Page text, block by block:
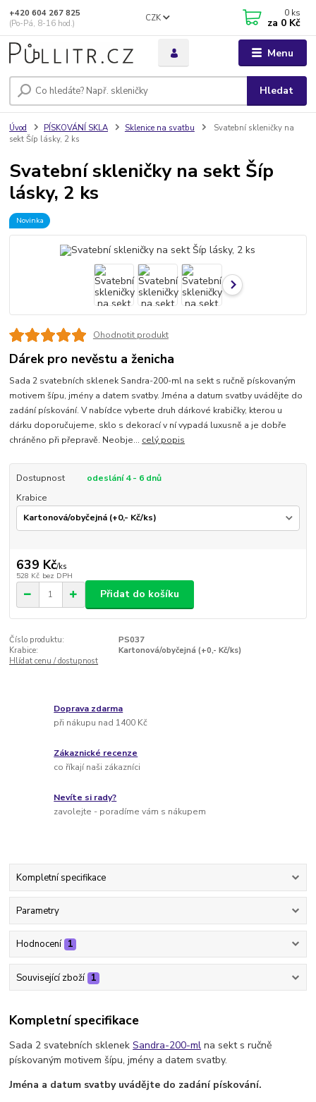
Menu
CZK
Hledat
+420 604 267 825
(Po-Pá, 8-16 hod.)
0 ks
za 0 Kč
Úvod PÍSKOVÁNÍ SKLA Sklenice na svatbu
Svatební skleničky na
sekt Šíp lásky, 2 ks
Svatební skleničky na sekt Šíp
lásky, 2 ks
Novinka
Ohodnotit produkt
Dárek pro nevěstu a ženicha
Sada 2 svatebních sklenek Sandra-200-ml na sekt s ručně pískovaným
motivem šípu, jmény a datem svatby. Jména a datum svatby uvádějte do
zadání pískování. V nabídce vyberte druh dárkové krabičky, kterou u
dárku doporučujeme, sklo s dekorací v ní vypadá luxusně a je dobře
chráněno při přepravě. Neobje... celý popis
Dostupnost
odeslání 4 - 6 dnů
Krabice
639 Kč/ks
528 Kč bez DPH
Přidat do košíku
Číslo produktu:
PS037
Krabice:
Kartonová/obyčejná (+0,- Kč/ks)
Hlídat cenu / dostupnost
Doprava zdarma
při nákupu nad 1400 Kč
Zákaznické recenze
co říkají naši zákazníci
Nevíte si rady?
zavolejte - poradíme vám s nákupem
Kompletní specifikace
Parametry
Hodnocení 1
Související zboží 1
Kompletní specifikace
Sada 2 svatebních sklenekSandra-200-ml na sekt s ručně
pískovaným motivem šípu, jmény a datem svatby.
Jména a datum svatby uvádějte do zadání pískování.